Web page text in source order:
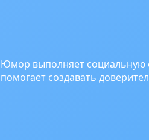
Юмор выполняет социальную
помогает создавать